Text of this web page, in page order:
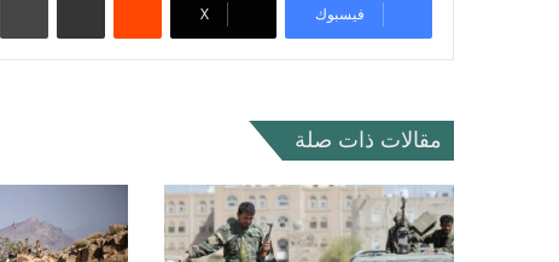
فيسبوك ‫X
مقالات ذات صلة